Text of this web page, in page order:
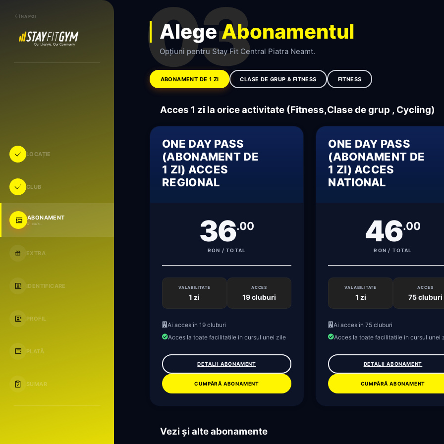
ÎNAPOI
LOCAȚIE
CLUB
ABONAMENT
în curs...
EXTRA
IDENTIFICARE
PROFIL
PLATĂ
SUMAR
03
AlegeAbonamentul
Opțiuni pentru Stay Fit Central Piatra Neamt.
ABONAMENT DE 1 ZI CLASE DE GRUP & FITNESS FITNESS
Acces 1 zi la orice activitate (Fitness,Clase de grup , Cycling)
ONE DAY PASS
(ABONAMENT DE
1 ZI) ACCES
REGIONAL
36.00
RON / TOTAL
VALABILITATE
1 zi
ACCES
19 cluburi
Ai acces în 19 cluburi
Acces la toate facilitatile in cursul unei zile
DETALII ABONAMENT
CUMPĂRĂ ABONAMENT
ONE DAY PASS
(ABONAMENT DE
1 ZI) ACCES
NATIONAL
46.00
RON / TOTAL
VALABILITATE
1 zi
ACCES
75 cluburi
Ai acces în 75 cluburi
Acces la toate facilitatile in cursul unei
DETALII ABONAMENT
CUMPĂRĂ ABONAMENT
Vezi și alte abonamente